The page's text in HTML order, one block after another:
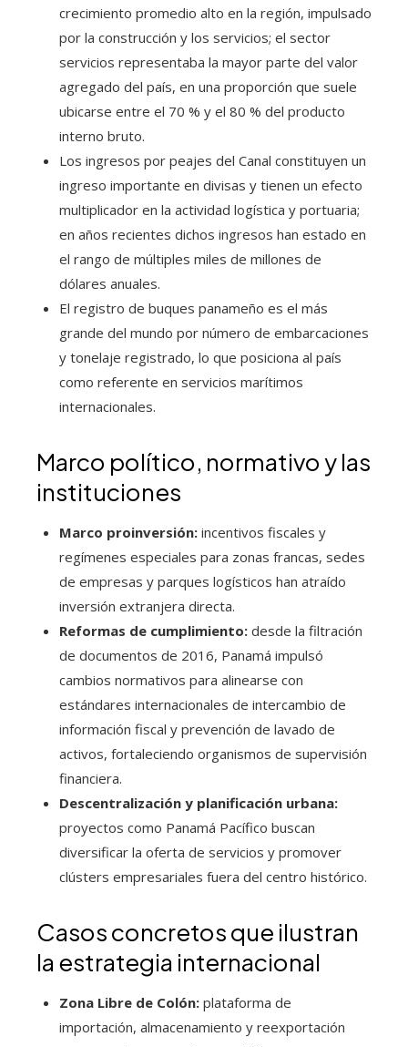
crecimiento promedio alto en la región, impulsado
por la construcción y los servicios; el sector
servicios representaba la mayor parte del valor
agregado del país, en una proporción que suele
ubicarse entre el 70 % y el 80 % del producto
interno bruto.
Los ingresos por peajes del Canal constituyen un
ingreso importante en divisas y tienen un efecto
multiplicador en la actividad logística y portuaria;
en años recientes dichos ingresos han estado en
el rango de múltiples miles de millones de
dólares anuales.
El registro de buques panameño es el más
grande del mundo por número de embarcaciones
y tonelaje registrado, lo que posiciona al país
como referente en servicios marítimos
internacionales.
Marco político, normativo y las
instituciones
Marco proinversión: incentivos fiscales y
regímenes especiales para zonas francas, sedes
de empresas y parques logísticos han atraído
inversión extranjera directa.
Reformas de cumplimiento: desde la filtración
de documentos de 2016, Panamá impulsó
cambios normativos para alinearse con
estándares internacionales de intercambio de
información fiscal y prevención de lavado de
activos, fortaleciendo organismos de supervisión
financiera.
Descentralización y planificación urbana:
proyectos como Panamá Pacífico buscan
diversificar la oferta de servicios y promover
clústers empresariales fuera del centro histórico.
Casos concretos que ilustran
la estrategia internacional
Zona Libre de Colón: plataforma de
importación, almacenamiento y reexportación